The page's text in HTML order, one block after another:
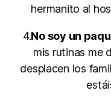
hermanito al
4.No soy un
mis rutinas me
desplacen los